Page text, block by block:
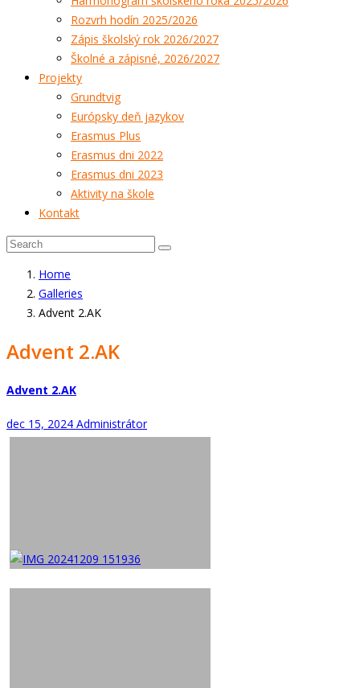
Rozvrh hodín 2025/2026
Zápis školský rok 2026/2027
Školné a zápisné, 2026/2027
Projekty
Grundtvig
Európsky deň jazykov
Erasmus Plus
Erasmus dni 2022
Erasmus dni 2023
Aktivity na škole
Kontakt
Home
Galleries
Advent 2.AK
Advent 2.AK
Advent 2.AK
dec 15, 2024 Administrátor